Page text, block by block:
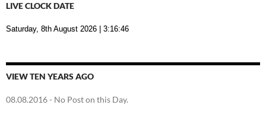
LIVE CLOCK DATE
Saturday, 8th August 2026 | 3:16:47
VIEW TEN YEARS AGO
08.08.2016- No Post on this Day.